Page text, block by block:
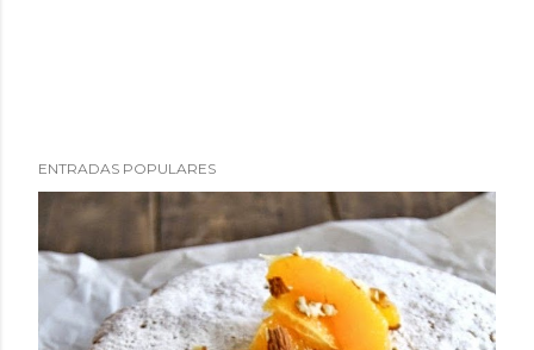
ENTRADAS POPULARES